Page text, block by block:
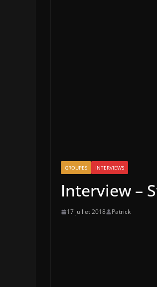
GROUPES INTERVIEWS
Interview –
17 juillet 2018 Patrick